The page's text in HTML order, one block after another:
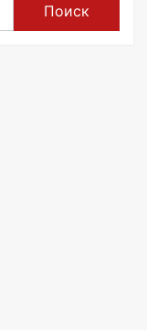
Поиск